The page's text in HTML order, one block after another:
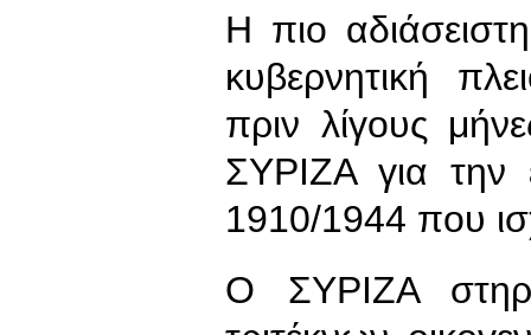
Η πιο
κυβερνητική
πριν λίγους
ΣΥΡΙΖΑ για την
1910/1944 που
Ο ΣΥΡΙΖΑ